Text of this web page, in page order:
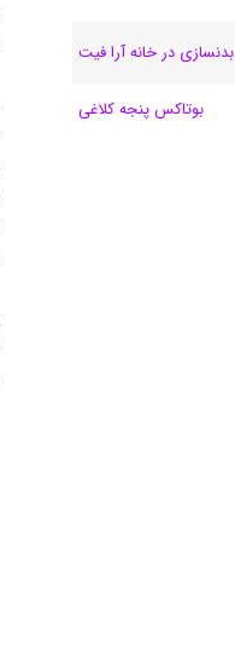
بدنسازی در خانه آرا فیت
بوتاکس پنجه کلاغی